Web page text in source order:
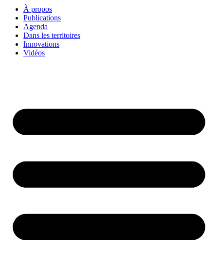
À propos
Publications
Agenda
Dans les territoires
Innovations
Vidéos